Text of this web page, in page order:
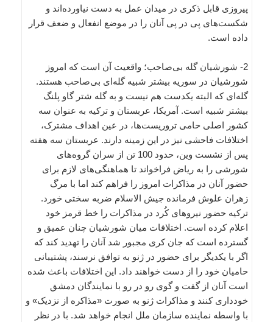
پیروزی قابل ذکری در میدان عمل به دست نیاورده‌اند و
شکست‌های پی در پی آنان را در موضع انفعال و ضعف قرار
داده است.
2- شورشیان گله بی‌صاحب؛ واقعیت آن است که امروز
شورشیان در سوریه بیشتر شبیه گله‌ای بی‌صاحب هستند.
گله‌ای که البته یکدست هم نیست و به گله شتر گاو پلنگ
بیشتر شبیه است. آمریکا، عربستان و ترکیه به عنوان سه
کشور اصلی حامی تروریست‌ها، در عین اهداف مشترک،
اختلافات فاحشی نیز در این زمینه دارند. عربستان سه هفته
پس از نشست وین، حدود 100 تن از سران گروه‌های
شورشی را به ریاض فراخواند تا هماهنگی‌های لازم برای
حضور آنان در مذاکرات امروز را فراهم کند اما با مرگ
زهران علوش فرمانده جیش الاسلام ضربه سختی خورد.
ترکیه حضور نیروهای کُرد در مذاکرات را خط قرمز خود
اعلام کرده است. اختلافات میان شورشیان چنان عمیق و
گسترده است که جان کری مجبور شد آنان را تهدید کند که
اگر با یکدیگر برای حضور در ژنو به توافق نرسند، پشتیبانی
حامیان خود را از دست خواهند داد. این اختلافات باعث شده
است آنان از گفت و گوی رو در رو با نمایندگان دمشق
خودداری کنند و مذاکرات ژنو به صورت «مذاکره از نزدیک» و
با واسطه نماینده سازمان ملل انجام خواهد شد. با در نظر